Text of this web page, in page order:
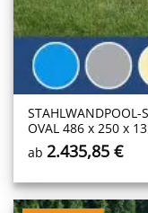
OVAL 486 x 250 x
ab 2.435,85€